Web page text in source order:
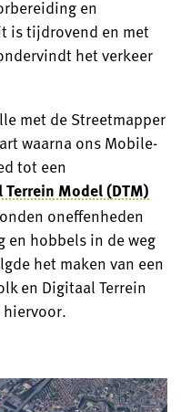
en
is tijdrovend en met
het verkeer
met de Streetmapper
waarna ons Mobile-
tot een
Model (DTM)
oneffenheden
en hobbels in de weg
het maken van een
en Digitaal Terrein
hiervoor.